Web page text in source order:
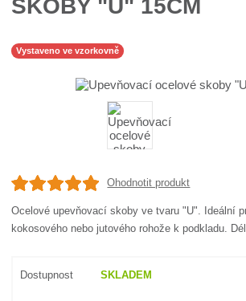
SKOBY "U" 15CM
Vystaveno ve vzorkovně
Ohodnotit produkt
Ocelové upevňovací skoby ve tvaru "U". Ideální
kokosového nebo jutového rohože k podkladu.
Dostupnost SKLADEM